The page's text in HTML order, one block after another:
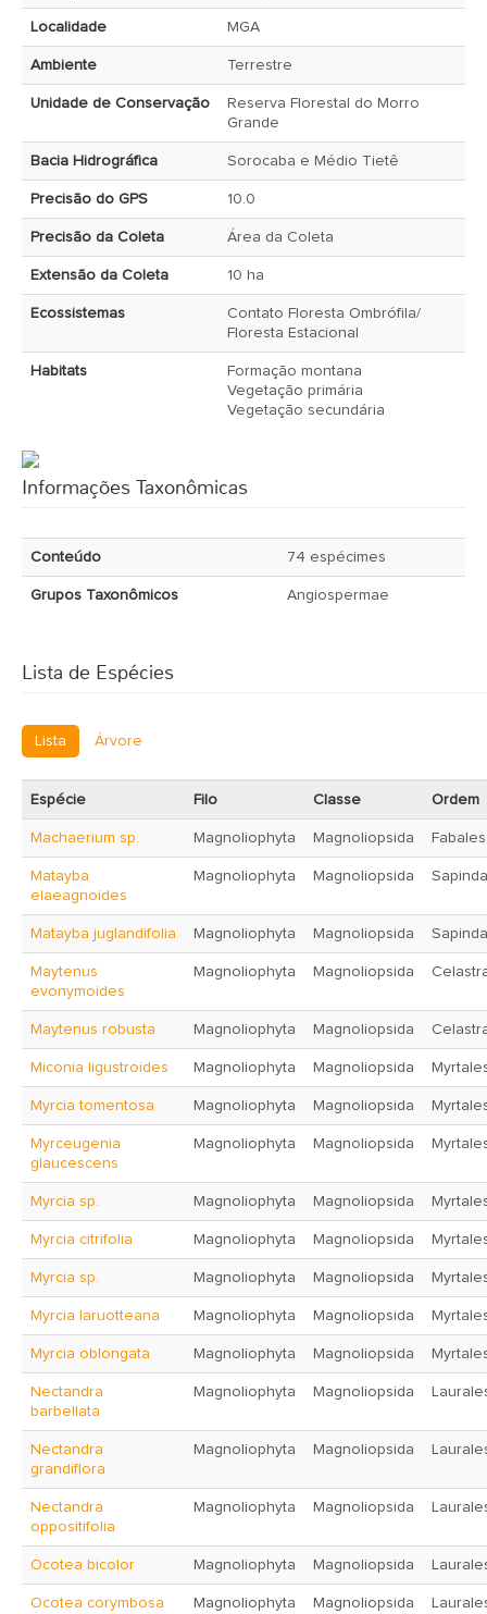
Localidade MGA
Ambiente Terrestre
Unidade de Conservação
Reserva Florestal do Morro
Grande
Bacia Hidrográfica Sorocaba e Médio Tietê
Precisão do GPS 10.0
Precisão da Coleta Área da Coleta
Extensão da Coleta 10 ha
Ecossistemas
Contato Floresta Ombrófila/
Floresta Estacional
Habitats
Formação montana
Vegetação primária
Vegetação secundária
Informações Taxonômicas
Conteúdo 74 espécimes
Grupos Taxonômicos Angiospermae
Lista de Espécies
Lista Árvore
Espécie Filo Classe Ordem
Machaerium sp. Magnoliophyta Magnoliopsida Fabales
Matayba
elaeagnoides
Magnoliophyta Magnoliopsida
Matayba juglandifolia Magnoliophyta Magnoliopsida
Maytenus
evonymoides
Magnoliophyta Magnoliopsida
Maytenus robusta Magnoliophyta Magnoliopsida
Miconia ligustroides Magnoliophyta Magnoliopsida
Myrcia tomentosa Magnoliophyta Magnoliopsida
Myrceugenia
glaucescens
Magnoliophyta Magnoliopsida
Myrcia sp. Magnoliophyta Magnoliopsida
Myrcia citrifolia Magnoliophyta Magnoliopsida
Myrcia sp. Magnoliophyta Magnoliopsida
Myrcia laruotteana Magnoliophyta Magnoliopsida
Myrcia oblongata Magnoliophyta Magnoliopsida
Nectandra
barbellata
Magnoliophyta Magnoliopsida
Nectandra
grandiflora
Magnoliophyta Magnoliopsida
Nectandra
oppositifolia
Magnoliophyta Magnoliopsida
Ocotea bicolor Magnoliophyta Magnoliopsida
Ocotea corymbosa Magnoliophyta Magnoliopsida